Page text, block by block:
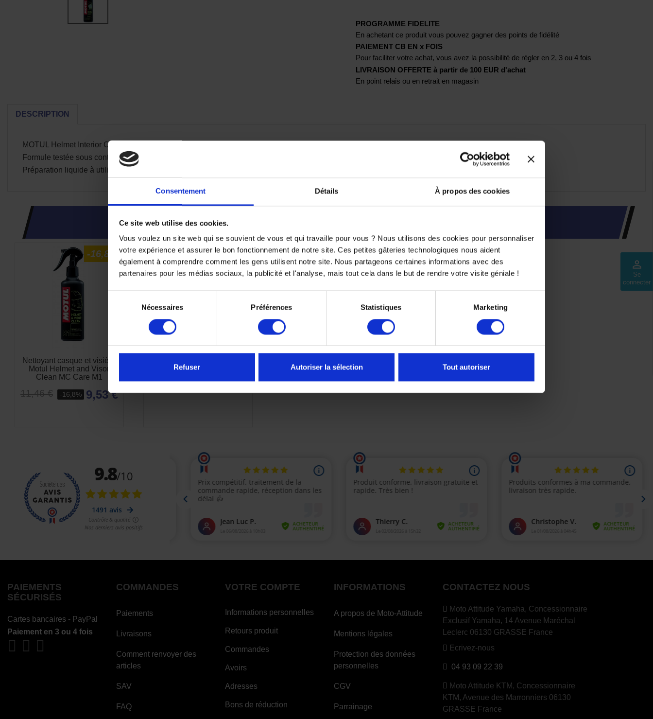
Consentement Détails À propos des cookies
Ce site web utilise des cookies.
Vous voulez un site web qui se souvient de vous et qui travaille pour vous ? Nous utilisons des cookies pour personnaliser
votre expérience et assurer le bon fonctionnement de notre site. Ces petites gâteries technologiques nous aident
également à comprendre comment les gens utilisent notre site. Nous partageons certaines informations avec des
partenaires pour les médias sociaux, la publicité et l'analyse, mais tout cela dans le but de rendre votre visite géniale !
consentement
Nécessaires Préférences Statistiques Marketing
Refuser Autoriser la sélection Tout autoriser
perm_identity
Se
connecter
PROGRAMME FIDELITE
En achetant ce produit vous pouvez gagner des points de fidélité
PAIEMENT CB EN x FOIS
Pour faciliter votre achat, vous avez la possibilité de régler en 2, 3 ou 4 fois
LIVRAISON OFFERTE à partir de 100 EUR d'achat
En point relais ou en retrait en magasin
DESCRIPTION
MOTUL Helmet Interior Clean nettoie en profondeur et combat les mauvaises odeurs
Formule testée sous contrôle dermatologique
Préparation liquide à utiliser sans dilution
CES PRODUITS SONT SUSCEPTIBLES DE VOUS INTÉRESSER
-16,8%
Nettoyant casque et visière
Motul Helmet and Visor
Clean MC Care M1
11,46 € -16,8% 9,53 €
OFF High-Performance
15,00 €
PAIEMENTS
SÉCURISÉS
Cartes bancaires - PayPal
Paiement en 3 ou 4 fois
COMMANDES
Paiements
Livraisons
Comment renvoyer des
articles
SAV
FAQ
VOTRE COMPTE
Informations personnelles
Retours produit
Commandes
Avoirs
Adresses
Bons de réduction
INFORMATIONS
A propos de Moto-Attitude
Mentions légales
Protection des données
personnelles
CGV
Parrainage
CONTACTEZ NOUS
Moto Attitude Yamaha, Concessionnaire
Exclusif Yamaha, 14 Avenue Maréchal
Leclerc 06130 GRASSE France
Ecrivez-nous
04 93 09 22 39
Moto Attitude KTM, Concessionnaire
KTM, Avenue des Marronniers 06130
GRASSE France